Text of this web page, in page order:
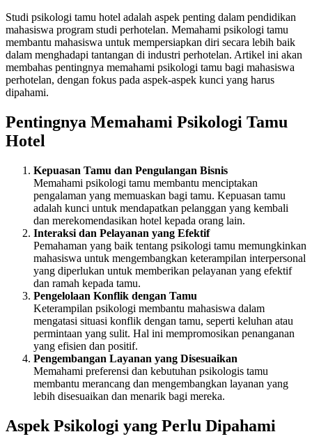
Studi psikologi tamu hotel adalah aspek penting dalam pendidikan
mahasiswa program studi perhotelan. Memahami psikologi tamu
membantu mahasiswa untuk mempersiapkan diri secara lebih baik
dalam menghadapi tantangan di industri perhotelan. Artikel ini akan
membahas pentingnya memahami psikologi tamu bagi mahasiswa
perhotelan, dengan fokus pada aspek-aspek kunci yang harus
dipahami.
Pentingnya Memahami Psikologi Tamu
Hotel
Kepuasan Tamu dan Pengulangan Bisnis
Memahami psikologi tamu membantu menciptakan
pengalaman yang memuaskan bagi tamu. Kepuasan tamu
adalah kunci untuk mendapatkan pelanggan yang kembali
dan merekomendasikan hotel kepada orang lain.
Interaksi dan Pelayanan yang Efektif
Pemahaman yang baik tentang psikologi tamu memungkinkan
mahasiswa untuk mengembangkan keterampilan interpersonal
yang diperlukan untuk memberikan pelayanan yang efektif
dan ramah kepada tamu.
Pengelolaan Konflik dengan Tamu
Keterampilan psikologi membantu mahasiswa dalam
mengatasi situasi konflik dengan tamu, seperti keluhan atau
permintaan yang sulit. Hal ini mempromosikan penanganan
yang efisien dan positif.
Pengembangan Layanan yang Disesuaikan
Memahami preferensi dan kebutuhan psikologis tamu
membantu merancang dan mengembangkan layanan yang
lebih disesuaikan dan menarik bagi mereka.
Aspek Psikologi yang Perlu Dipahami